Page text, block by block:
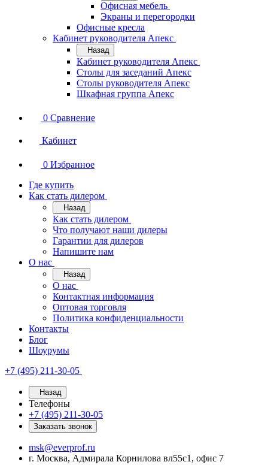
Офисная мебель
Экраны и перегородки
Офисные кресла
Кабинет руководителя Апекс
Назад
Кабинет руководителя Апекс
Столы для заседаний Апекс
Столы руководителя Апекс
Шкафная группа Апекс
0 Сравнение
Кабинет
0 Избранное
Где купить
Как стать дилером
Назад
Как стать дилером
Что получают наши дилеры
Гарантии для дилеров
Напишите нам
О нас
Назад
О нас
Контактная информация
Оптовая торговля
Политика конфиденциальности
Контакты
Блог
Шоурумы
+7 (495) 211-30-05
Назад
Телефоны
+7 (495) 211-30-05
Заказать звонок
msk@everprof.ru
г. Москва, Адмирала Корнилова вл55с1, офис 7